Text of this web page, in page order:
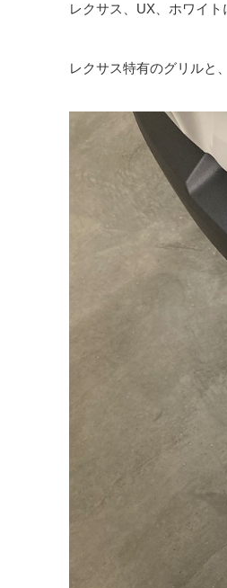
レクサス、UX、ホワイ
レクサス特有のグリルと